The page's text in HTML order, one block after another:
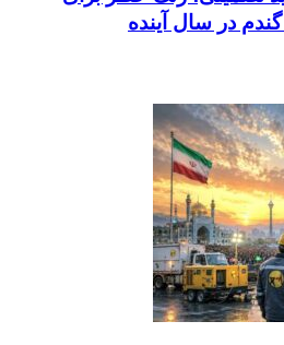
در سال آینده